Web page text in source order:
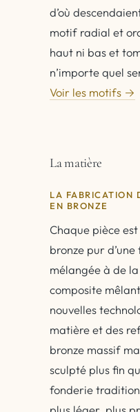
d’où
motif radial et
haut ni bas et
n’importe quel
Voir les motifs →
La matière
LA FABRICATION
EN BRONZE
Chaque pièce
bronze pur
mélangée à de
composite
nouvelles
matière et des
bronze massif
sculpté plus fin
fonderie